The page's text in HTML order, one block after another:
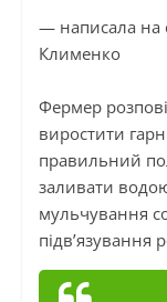
— написала на
Клименко
Фермер
виростити
правильний
заливати
мульчування
підв’язування